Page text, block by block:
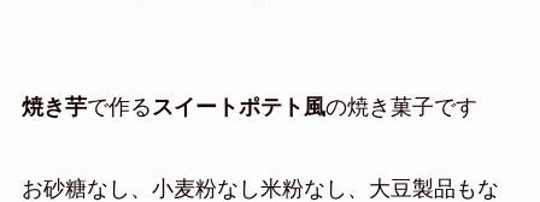
焼き芋で作るスイートポテト風の焼き菓子です
お砂糖なし、小麦粉なし米粉なし、大豆製品もな